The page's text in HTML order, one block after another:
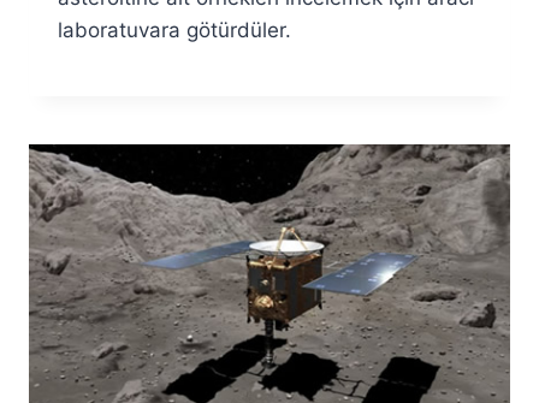
laboratuvara götürdüler.